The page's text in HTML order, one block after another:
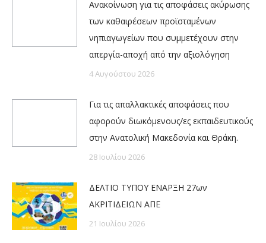
Ανακοίνωση για τις αποφάσεις ακύρωσης
των καθαιρέσεων προϊσταμένων
νηπιαγωγείων που συμμετέχουν στην
απεργία-αποχή από την αξιολόγηση
4 Αυγούστου 2026
Για τις απαλλακτικές αποφάσεις που
αφορούν διωκόμενους/ες εκπαιδευτικούς
στην Ανατολική Μακεδονία και Θράκη.
28 Ιουλίου 2026
ΔΕΛΤΙΟ ΤΥΠΟΥ ΕΝΑΡΞΗ 27ων
ΑΚΡΙΤΙΔΕΙΩΝ ΑΠΕ
21 Ιουλίου 2026